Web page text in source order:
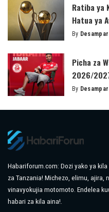
Ratiba ya
Hatua ya
Posted
By
Picha za
2026/
Posted
By
Habariforum.com: Dozi yako ya
za Tanzania! Michezo, elimu, ajira,
vinavyokujia motomoto. Endelea
habari za kila aina!.